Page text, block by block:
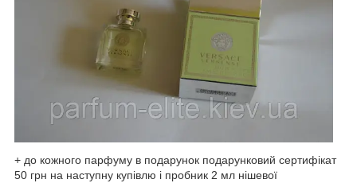
+ до кожного парфуму в подарунок подарунковий сертифікат
50 грн на наступну купівлю і пробник 2 мл нішевої